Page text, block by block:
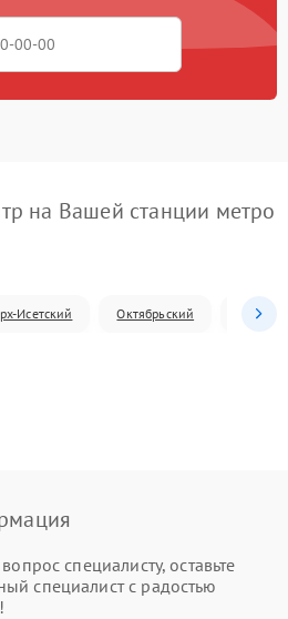
на Вашей станции метро
Исетский Октябрьский
специалисту, оставьте
специалист с радостью